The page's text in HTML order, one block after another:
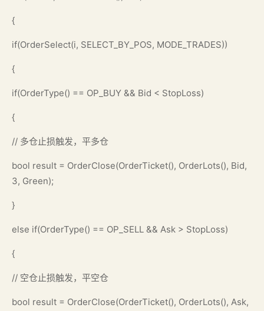
{
if(OrderSelect(i, SELECT_BY_POS, MODE_TRADES))
{
if(OrderType() == OP_BUY && Bid < StopLoss)
{
// 多仓止损触发，平多仓
bool result = OrderClose(OrderTicket(), OrderLots(), Bid,
3, Green);
}
else if(OrderType() == OP_SELL && Ask > StopLoss)
{
// 空仓止损触发，平空仓
bool result = OrderClose(OrderTicket(), OrderLots(), Ask,